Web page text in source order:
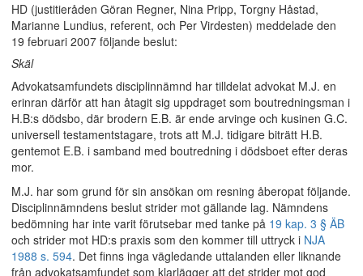
HD (justitieråden Göran Regner, Nina Pripp, Torgny Håstad,
Marianne Lundius, referent, och Per Virdesten) meddelade den
19 februari 2007 följande beslut:
Skäl
Advokatsamfundets disciplinnämnd har tilldelat advokat M.J. en
erinran därför att han åtagit sig uppdraget som boutredningsman i
H.B:s dödsbo, där brodern E.B. är ende arvinge och kusinen G.C.
universell testamentstagare, trots att M.J. tidigare biträtt H.B.
gentemot E.B. i samband med boutredning i dödsboet efter deras
mor.
M.J. har som grund för sin ansökan om resning åberopat följande.
Disciplinnämndens beslut strider mot gällande lag. Nämndens
bedömning har inte varit förutsebar med tanke på 19 kap. 3 § ÄB
och strider mot HD:s praxis som den kommer till uttryck i NJA
1988 s. 594. Det finns inga vägledande uttalanden eller liknande
från advokatsamfundet som klarlägger att det strider mot god